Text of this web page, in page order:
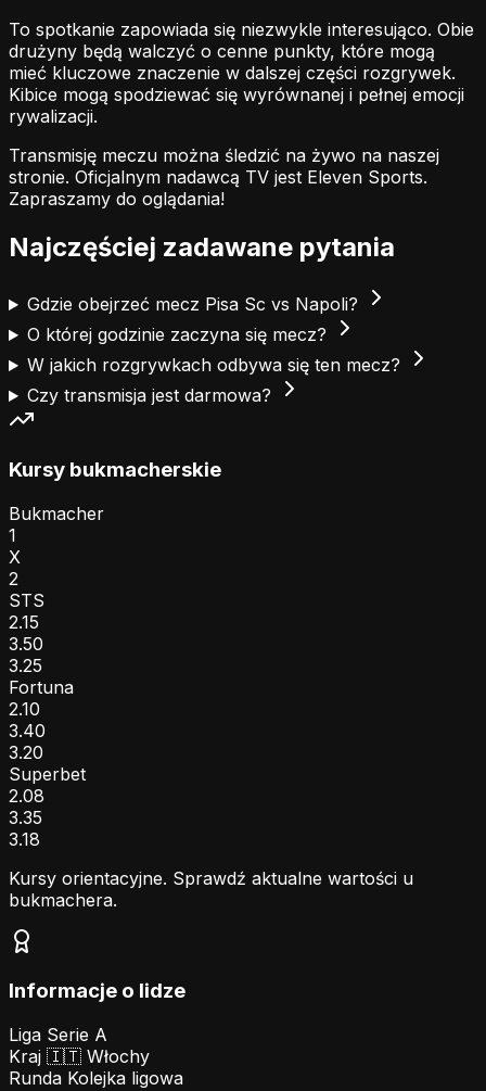
To spotkanie zapowiada się niezwykle interesująco. Obie
drużyny będą walczyć o cenne punkty, które mogą
mieć kluczowe znaczenie w dalszej części rozgrywek.
Kibice mogą spodziewać się wyrównanej i pełnej emocji
rywalizacji.
Transmisję meczu można śledzić na żywo na naszej
stronie. Oficjalnym nadawcą TV jest Eleven Sports.
Zapraszamy do oglądania!
Najczęściej zadawane pytania
Gdzie obejrzeć mecz Pisa Sc vs Napoli?
O której godzinie zaczyna się mecz?
W jakich rozgrywkach odbywa się ten mecz?
Czy transmisja jest darmowa?
Kursy bukmacherskie
Bukmacher
1
X
2
STS
2.15
3.50
3.25
Fortuna
2.10
3.40
3.20
Superbet
2.08
3.35
3.18
Kursy orientacyjne. Sprawdź aktualne wartości u
bukmachera.
Informacje o lidze
Liga Serie A
Kraj 🇮🇹 Włochy
Runda Kolejka ligowa